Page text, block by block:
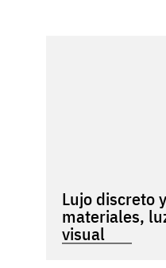
Lujo discreto
materiales,
visual